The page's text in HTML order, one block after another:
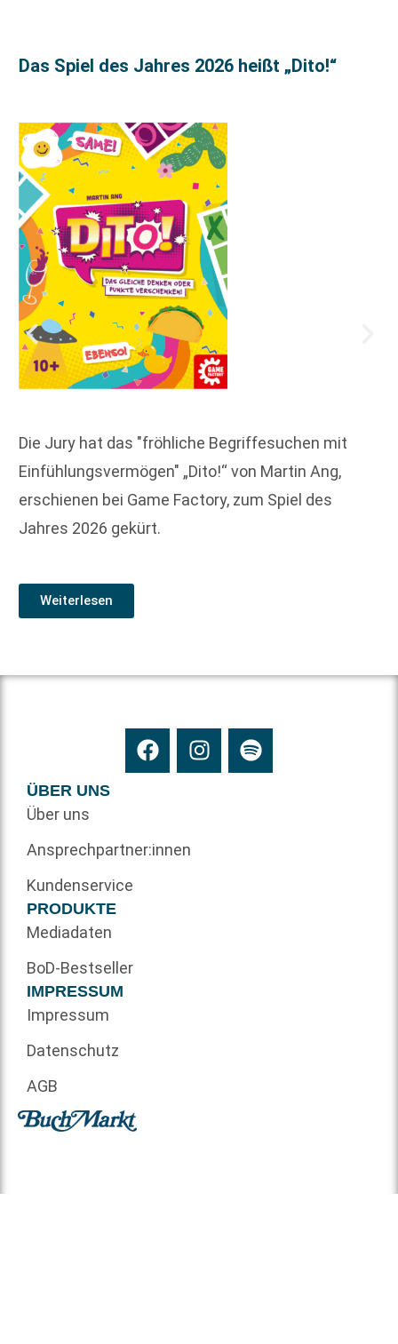
Das Spiel des Jahres 2026 heißt „Dito!“
Die Jury hat das "fröhliche Begriffesuchen mit
Einfühlungsvermögen" „Dito!“ von Martin Ang,
erschienen bei Game Factory, zum Spiel des
Jahres 2026 gekürt.
Weiterlesen
ÜBER UNS
Über uns
Ansprechpartner:innen
Kundenservice
PRODUKTE
Mediadaten
BoD-Bestseller
IMPRESSUM
Impressum
Datenschutz
AGB